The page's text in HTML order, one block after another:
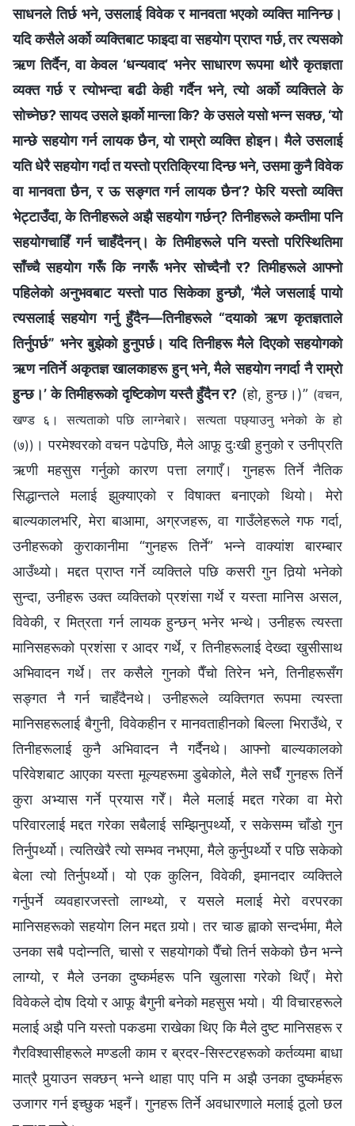
साधनले तिर्छ भने, उसलाई विवेक र मानवता भएको व्यक्ति मानिन्छ।
यदि कसैले अर्को व्यक्तिबाट फाइदा वा सहयोग प्राप्त गर्छ, तर त्यसको
ऋण तिर्दैन, वा केवल ‘धन्यवाद’ भनेर साधारण रूपमा थोरै कृतज्ञता
व्यक्त गर्छ र त्योभन्दा बढी केही गर्दैन भने, त्यो अर्को व्यक्तिले के
सोच्‍नेछ? सायद उसले झर्को मान्ला कि? के उसले यसो भन्‍न सक्छ, ‘यो
मान्छे सहयोग गर्न लायक छैन, यो राम्रो व्यक्ति होइन। मैले उसलाई
यति धेरै सहयोग गर्दा त यस्तो प्रतिक्रिया दिन्छ भने, उसमा कुनै विवेक
वा मानवता छैन, र ऊ सङ्गत गर्न लायक छैन’? फेरि यस्तो व्यक्ति
भेट्टाउँदा, के तिनीहरूले अझै सहयोग गर्छन्? तिनीहरूले कम्तीमा पनि
सहयोगचाहिँ गर्न चाहँदैनन्। के तिमीहरूले पनि यस्तो परिस्‍थितिमा
साँच्‍चै सहयोग गरूँ कि नगरूँ भनेर सोच्दैनौ र? तिमीहरूले आफ्‍नो
पहिलेको अनुभवबाट यस्तो पाठ सिकेका हुन्छौ, ‘मैले जसलाई पायो
त्यसलाई सहयोग गर्नु हुँदैन—तिनीहरूले “दयाको ऋण कृतज्ञताले
तिर्नुपर्छ” भनेर बुझेको हुनुपर्छ। यदि तिनीहरू मैले दिएको सहयोगको
ऋण नतिर्ने अकृतज्ञ खालकाहरू हुन् भने, मैले सहयोग नगर्दा नै राम्रो
हुन्छ।’ के तिमीहरूको दृष्टिकोण यस्तै हुँदैन र? (हो, हुन्छ।)” (वचन,
खण्ड ६। सत्यताको पछि लाग्‍नेबारे। सत्यता पछ्याउनु भनेको के हो
(७)) । परमेश्‍वरको वचन पढेपछि, मैले आफू दुःखी हुनुको र उनीप्रति
ऋणी महसुस गर्नुको कारण पत्ता लगाएँ। गुनहरू तिर्ने नैतिक
सिद्धान्तले मलाई झुक्याएको र विषाक्त बनाएको थियो। मेरो
बाल्यकालभरि, मेरा बाआमा, अग्रजहरू, वा गाउँलेहरूले गफ गर्दा,
उनीहरूको कुराकानीमा “गुनहरू तिर्ने” भन्ने वाक्यांश बारम्बार
आउँथ्यो। मद्दत प्राप्‍त गर्ने व्यक्तिले पछि कसरी गुन तिर्‍यो भनेको
सुन्दा, उनीहरू उक्त व्यक्तिको प्रशंसा गर्थे र यस्ता मानिस असल,
विवेकी, र मित्रता गर्न लायक हुन्छन् भनेर भन्थे। उनीहरू त्यस्ता
मानिसहरूको प्रशंसा र आदर गर्थे, र तिनीहरूलाई देख्दा खुसीसाथ
अभिवादन गर्थे। तर कसैले गुनको पैँचो तिरेन भने, तिनीहरूसँग
सङ्गत नै गर्न चाहँदैनथे। उनीहरूले व्यक्तिगत रूपमा त्यस्ता
मानिसहरूलाई बैगुनी, विवेकहीन र मानवताहीनको बिल्ला भिराउँथे, र
तिनीहरूलाई कुनै अभिवादन नै गर्दैनथे। आफ्नो बाल्यकालको
परिवेशबाट आएका यस्ता मूल्यहरूमा डुबेकोले, मैले सधैँ गुनहरू तिर्ने
कुरा अभ्यास गर्ने प्रयास गरेँ। मैले मलाई मद्दत गरेका वा मेरो
परिवारलाई मद्दत गरेका सबैलाई सम्झिनुपर्थ्यो, र सकेसम्म चाँडो गुन
तिर्नुपर्थ्यो। त्यतिखेरै त्यो सम्भव नभएमा, मैले कुर्नुपर्थ्यो र पछि सकेको
बेला त्यो तिर्नुपर्थ्यो। यो एक कुलिन, विवेकी, इमानदार व्यक्तिले
गर्नुपर्ने व्यवहारजस्तो लाग्थ्यो, र यसले मलाई मेरो वरपरका
मानिसहरूको सहयोग लिन मद्दत गर्‍यो। तर चाङ ह्वाको सन्दर्भमा, मैले
उनका सबै पदोन्नति, चासो र सहयोगको पैँचो तिर्न सकेको छैन भन्ने
लाग्यो, र मैले उनका दुष्कर्महरू पनि खुलासा गरेको थिएँ। मेरो
विवेकले दोष दियो र आफू बैगुनी बनेको महसुस भयो। यी विचारहरूले
मलाई अझै पनि यस्तो पकडमा राखेका थिए कि मैले दुष्‍ट मानिसहरू र
गैरविश्‍वासीहरूले मण्डली काम र ब्रदर-सिस्टरहरूको कर्तव्यमा बाधा
मात्रै पुर्‍याउन सक्छन् भन्ने थाहा पाए पनि म अझै उनका दुष्कर्महरू
उजागर गर्न इच्छुक भइनँ। गुनहरू तिर्ने अवधारणाले मलाई ठूलो छल